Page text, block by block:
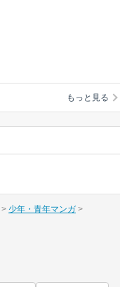
もっと見る
少年・青年マンガ